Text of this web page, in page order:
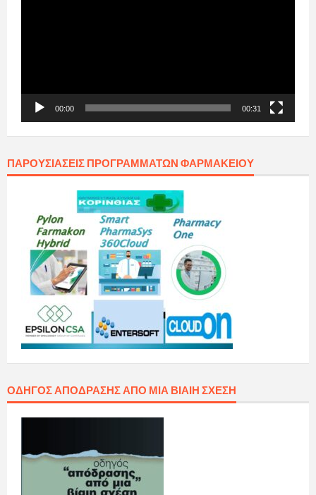
00:00 00:31
ΠΑΡΟΥΣΙΆΣΕΙΣ ΠΡΟΓΡΑΜΜΆΤΩΝ ΦΑΡΜΑΚΕΊΟΥ
ΟΔΗΓΌΣ ΑΠΌΔΡΑΣΗΣ ΑΠΌ ΜΙΑ ΒΊΑΙΗ ΣΧΈΣΗ